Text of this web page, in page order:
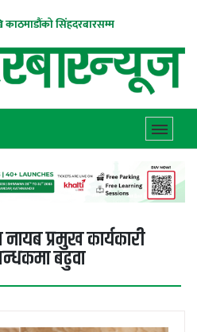
सिंहदरबारसम्म
प्रमुख कार्यकारी
बढुवा